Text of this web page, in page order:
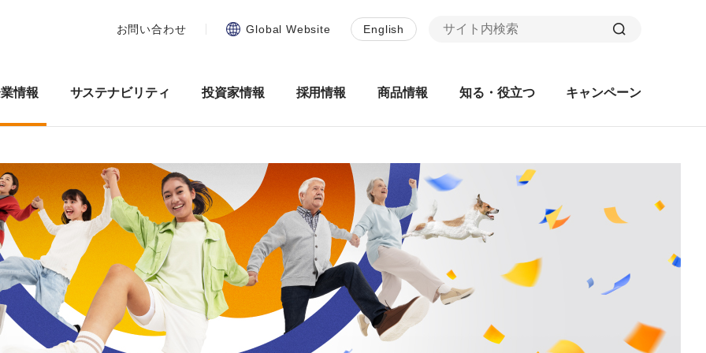
情報 サステナビリティ 投資家情報 採用情報 商品情報 知る・役立つ キャンペーン
お問い合わせ Global Website English